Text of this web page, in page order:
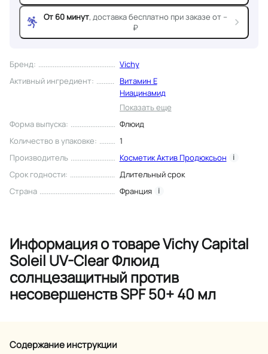
Бренд:
Vichy
Активный ингредиент:
Витамин Е
Ниацинамид
Показать еще
Форма выпуска:
Флюид
Количество в упаковке:
1
Производитель
Косметик Актив Продюксьон i
Срок годности:
Длительный срок
Страна
Франция i
От 60 минут, доставкабесплатно при заказе от --
₽
Информация о товаре Vichy Capital
Soleil UV-Clear Флюид
солнцезащитный против
несовершенств SPF 50+ 40 мл
Содержание инструкции